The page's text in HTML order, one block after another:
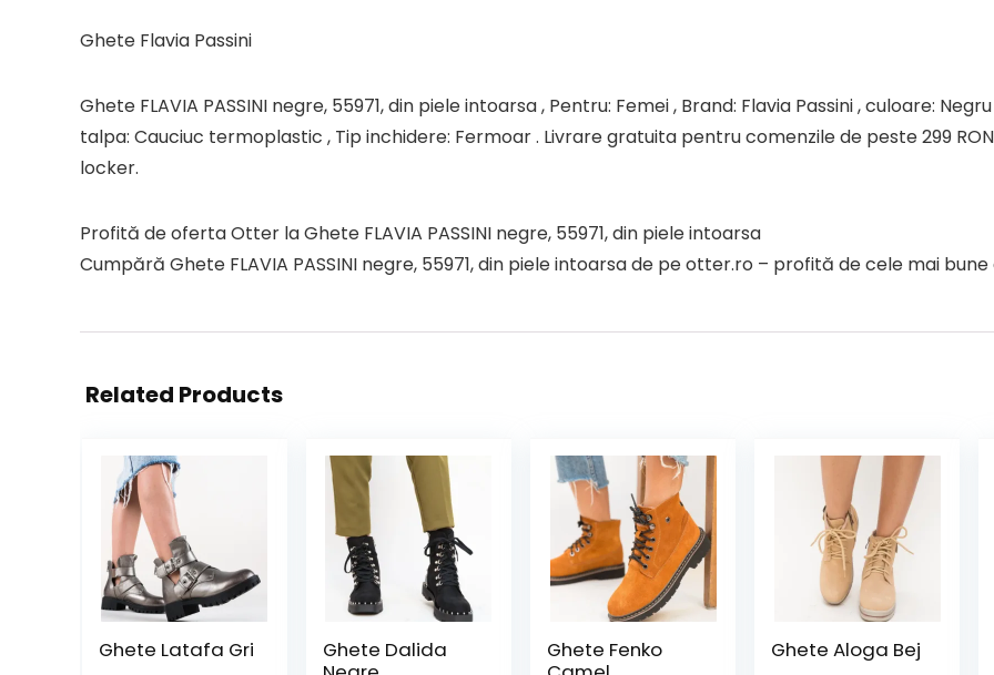
Ghete Flavia Passini
Ghete FLAVIA PASSINI negre, 55971, din piele intoarsa , Pentru: Femei , Brand: Flavia Passini , culoare:
talpa: Cauciuc termoplastic , Tip inchidere: Fermoar . Livrare gratuita pentru comenzile de peste 299
locker.
Profită de oferta Otter la Ghete FLAVIA PASSINI negre, 55971, din piele intoarsa
Cumpără Ghete FLAVIA PASSINI negre, 55971, din piele intoarsa de pe otter.ro – profită de cele mai
Related Products
Ghete Latafa Gri
Ghete Dalida
Ghete Fenko
Ghete Aloga Bej